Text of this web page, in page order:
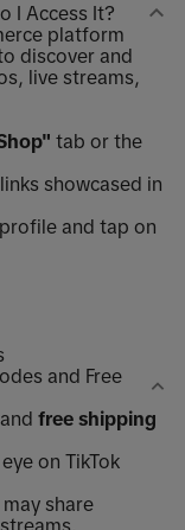
I Access It?
platform
discover and
live streams,
tab or the
showcased in
and tap on
and Free
and free shipping
on TikTok
share